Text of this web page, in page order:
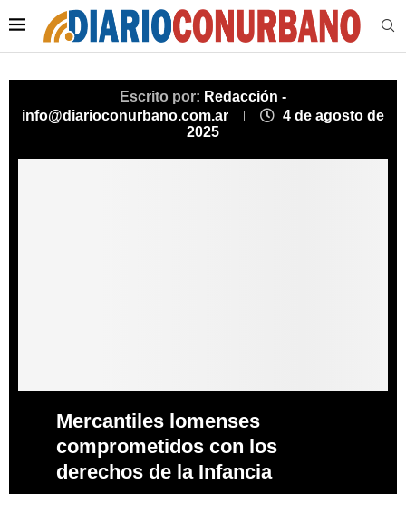
Escrito por: Redacción -
info@diarioconurbano.com.ar
4 de agosto de
2025
Mercantiles lomenses
comprometidos con los
derechos de la Infancia